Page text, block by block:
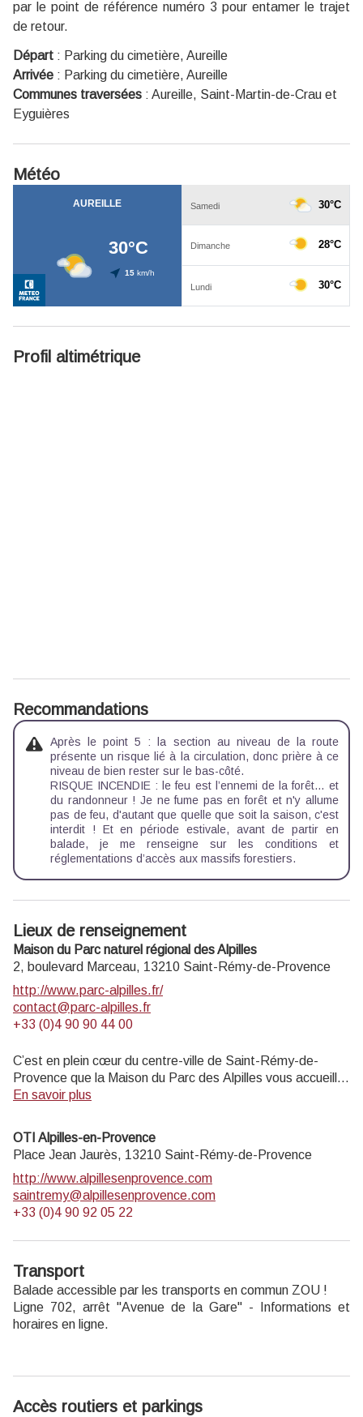
par le point de référence numéro 3 pour entamer le trajet
de retour.
Départ : Parking du cimetière, Aureille
Arrivée : Parking du cimetière, Aureille
Communes traversées : Aureille, Saint-Martin-de-Crau et
Eyguières
Météo
Profil altimétrique
Recommandations
Après le point 5 : la section au niveau de la route
présente un risque lié à la circulation, donc prière à ce
niveau de bien rester sur le bas-côté.
RISQUE INCENDIE : le feu est l’ennemi de la forêt… et
du randonneur ! Je ne fume pas en forêt et n'y allume
pas de feu, d'autant que quelle que soit la saison, c'est
interdit ! Et en période estivale, avant de partir en
balade, je me renseigne sur les conditions et
réglementations d’accès aux massifs forestiers.
Lieux de renseignement
Maison du Parc naturel régional des Alpilles
2, boulevard Marceau, 13210 Saint-Rémy-de-Provence
http://www.parc-alpilles.fr/
contact@parc-alpilles.fr
+33 (0)4 90 90 44 00
C’est en plein cœur du centre-ville de Saint-Rémy-de-
Provence que la Maison du Parc des Alpilles vous accueille
dans ses locaux entièrement rénovés. Ce nouveau lieu
du Parc mais dispose également d’un espace d’accueil du
public, de salles d’exposition. Véritable centre de
ressources des patrimoines du Parc, il a pour ambition de
faire rayonner les habitants, les visiteurs et les touristes sur
l’ensemble des 16 communes du Parc.
Entrée gratuite.
En savoir plus
OTI Alpilles-en-Provence
Place Jean Jaurès, 13210 Saint-Rémy-de-Provence
http://www.alpillesenprovence.com
saintremy@alpillesenprovence.com
+33 (0)4 90 92 05 22
Transport
Balade accessible par les transports en commun ZOU !
Ligne 702, arrêt "Avenue de la Gare" - Informations et
horaires en ligne.
Accès routiers et parkings